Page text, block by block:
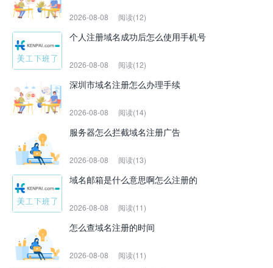
2026-08-08 阅读(12)
个人注册域名成功后怎么使用手机号
2026-08-08 阅读(12)
深圳市域名注册怎么办理手续
2026-08-08 阅读(14)
服务器怎么拦截域名注册广告
2026-08-08 阅读(13)
域名邮箱是什么意思啊怎么注册的
2026-08-08 阅读(11)
怎么查域名注册的时间
2026-08-08 阅读(11)